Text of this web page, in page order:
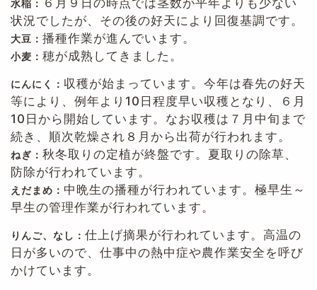
水稲： ６月９日の時点では茎数が平年よりも少ない
状況でしたが、その後の好天により回復基調です。
大豆： 播種作業が進んでいます。
小麦： 穂が成熟してきました。
にんにく： 収穫が始まっています。今年は春先の好天
等により、例年より10日程度早い収穫となり、６月
10日から開始しています。なお収穫は７月中旬まで
続き、順次乾燥され８月から出荷が行われます。
ねぎ： 秋冬取りの定植が終盤です。夏取りの除草、
防除が行われています。
えだまめ： 中晩生の播種が行われています。極早生～
早生の管理作業が行われています。
りんご、 なし： 仕上げ摘果が行われています。高温の
日が多いので、仕事中の熱中症や農作業安全を呼び
かけています。